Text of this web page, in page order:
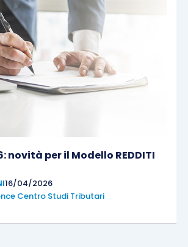
novità per il Modello REDDITI
16/04/2026
Centro Studi Tributari